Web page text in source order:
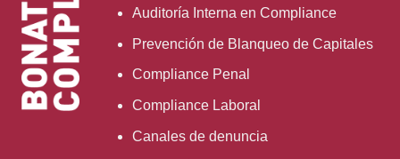
Auditoría Interna en Compliance
Prevención de Blanqueo de Capitales
Compliance Penal
Compliance Laboral
Canales de denuncia